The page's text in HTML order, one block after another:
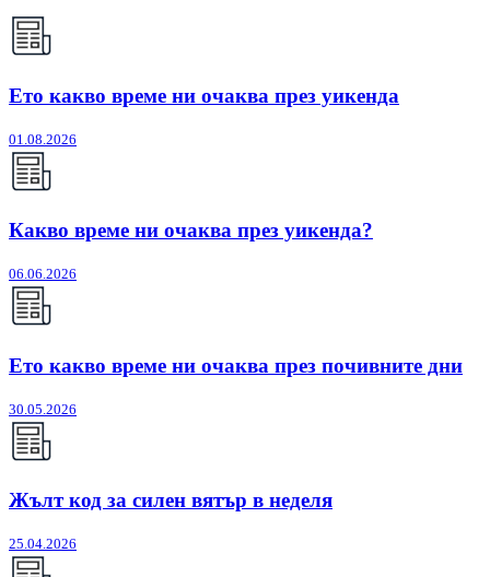
Ето какво време ни очаква през уикенда
01.08.2026
Какво време ни очаква през уикенда?
06.06.2026
Ето какво време ни очаква през почивните дни
30.05.2026
Жълт код за силен вятър в неделя
25.04.2026